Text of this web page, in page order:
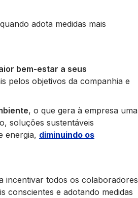
adota medidas mais
bem-estar a seus
pelos objetivos da companhia e
, o que gera à empresa uma
soluções sustentáveis
energia, diminuindo os
incentivar todos os colaboradores
conscientes e adotando medidas